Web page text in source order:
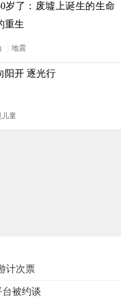
岁了：废墟上诞生的生命
重生
地震
阳开 逐光行
儿童
计次票
台被约谈